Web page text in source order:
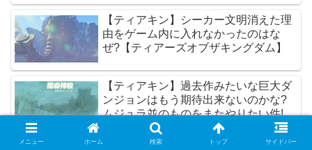
ム】
【ティアキン】シーカー文明消えた理
由をゲーム内に入れなかったのはな
ぜ?【ティアーズオブザキングダム】
【ティアキン】過去作みたいな巨大ダ
ンジョンはもう期待出来ないのかな?
ムジュラ並のものをまたやりたい件!
【ティアーズオブザキングダム】
メニュー ホーム 検索 トップ サイドバー